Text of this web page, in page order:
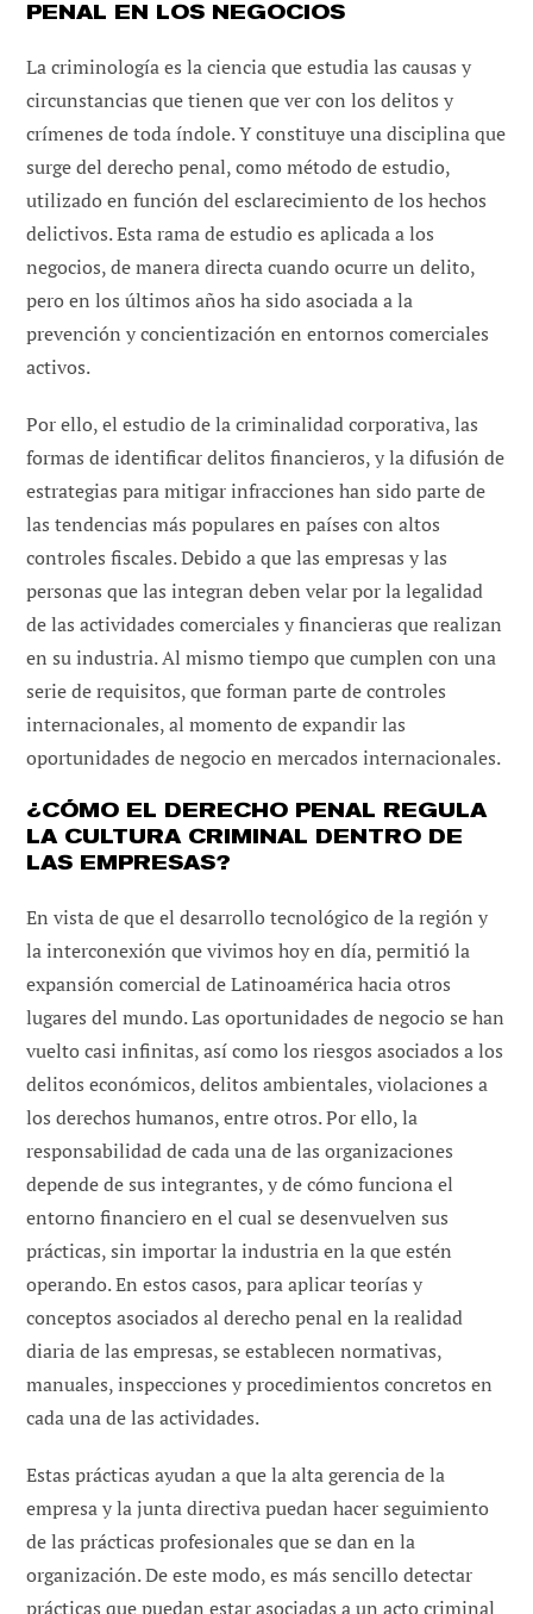
PENAL EN LOS NEGOCIOS
La criminología es la ciencia que estudia las causas y
circunstancias que tienen que ver con los delitos y
crímenes de toda índole. Y constituye una disciplina que
surge del derecho penal, como método de estudio,
utilizado en función del esclarecimiento de los hechos
delictivos. Esta rama de estudio es aplicada a los
negocios, de manera directa cuando ocurre un delito,
pero en los últimos años ha sido asociada a la
prevención y concientización en entornos comerciales
activos.
Por ello, el estudio de la criminalidad corporativa, las
formas de identificar delitos financieros, y la difusión de
estrategias para mitigar infracciones han sido parte de
las tendencias más populares en países con altos
controles fiscales. Debido a que las empresas y las
personas que las integran deben velar por la legalidad
de las actividades comerciales y financieras que realizan
en su industria. Al mismo tiempo que cumplen con una
serie de requisitos, que forman parte de controles
internacionales, al momento de expandir las
oportunidades de negocio en mercados internacionales.
¿CÓMO EL DERECHO PENAL REGULA
LA CULTURA CRIMINAL DENTRO DE
LAS EMPRESAS?
En vista de que el desarrollo tecnológico de la región y
la interconexión que vivimos hoy en día, permitió la
expansión comercial de Latinoamérica hacia otros
lugares del mundo. Las oportunidades de negocio se han
vuelto casi infinitas, así como los riesgos asociados a los
delitos económicos, delitos ambientales, violaciones a
los derechos humanos, entre otros. Por ello, la
responsabilidad de cada una de las organizaciones
depende de sus integrantes, y de cómo funciona el
entorno financiero en el cual se desenvuelven sus
prácticas, sin importar la industria en la que estén
operando. En estos casos, para aplicar teorías y
conceptos asociados al derecho penal en la realidad
diaria de las empresas, se establecen normativas,
manuales, inspecciones y procedimientos concretos en
cada una de las actividades.
Estas prácticas ayudan a que la alta gerencia de la
empresa y la junta directiva puedan hacer seguimiento
de las prácticas profesionales que se dan en la
organización. De este modo, es más sencillo detectar
prácticas que puedan estar asociadas a un acto criminal